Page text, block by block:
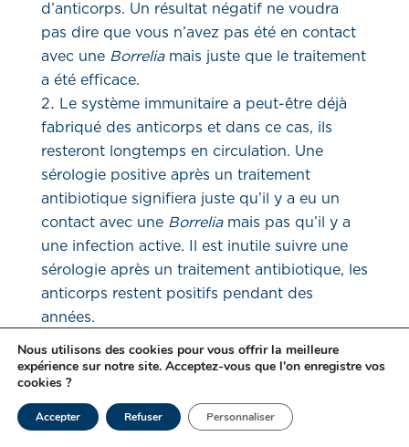
d’anticorps. Un résultat négatif ne voudra
pas dire que vous n’avez pas été en contact
avec une Borrelia mais juste que le traitement
a été efficace.
Le système immunitaire a peut-être déjà
fabriqué des anticorps et dans ce cas, ils
resteront longtemps en circulation. Une
sérologie positive après un traitement
antibiotique signifiera juste qu’il y a eu un
contact avec une Borrelia mais pas qu’il y a
une infection active. Il est inutile suivre une
sérologie après un traitement antibiotique, les
anticorps restent positifs pendant des
années.
– Si vous avez déjà eu une infection
auparavant :
retrouvés dans le sang des années après une
Nous utilisons des cookies pour vous offrir la meilleure
expérience sur notre site. Acceptez-vous que l'on enregistre vos
cookies ?
Accepter Refuser Personnaliser